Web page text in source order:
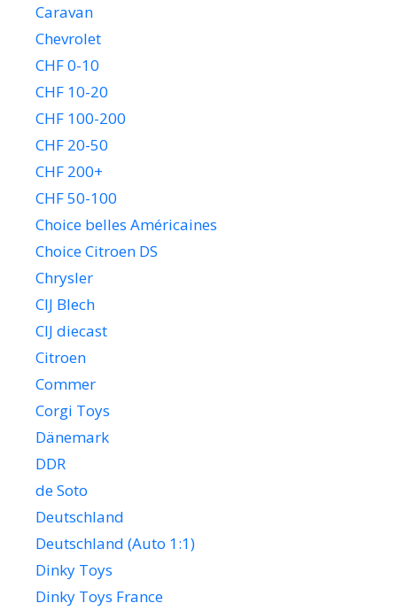
Caravan
Chevrolet
CHF 0-10
CHF 10-20
CHF 100-200
CHF 20-50
CHF 200+
CHF 50-100
Choice belles Américaines
Choice Citroen DS
Chrysler
CIJ Blech
CIJ diecast
Citroen
Commer
Corgi Toys
Dänemark
DDR
de Soto
Deutschland
Deutschland (Auto 1:1)
Dinky Toys
Dinky Toys France